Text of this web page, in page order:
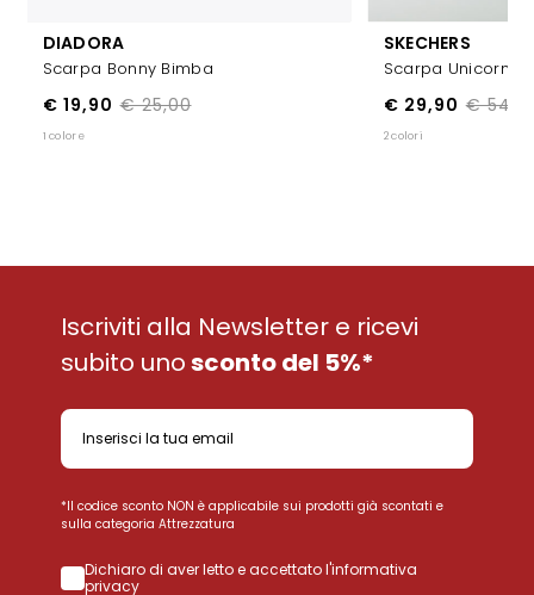
DIADORA
Scarpa Bonny Bimba
€ 25,00
€ 19,90
1 colore
SKECHERS
Scarpa Unicorn
€
€ 29,90
2 colori
Iscriviti alla Newsletter e ricevi
subito unosconto del 5%*
*Il codice sconto NON è applicabile sui prodotti già scontati e
sulla categoria Attrezzatura
Dichiaro di aver letto e accettato l'informativa
privacy